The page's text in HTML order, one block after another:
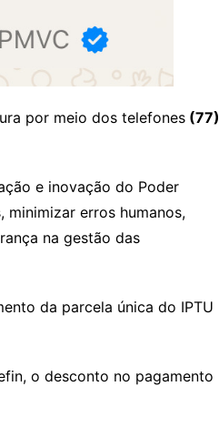
por meio dos telefones (77)
e inovação do Poder
erros humanos,
na gestão das
da parcela única do IPTU
o desconto no pagamento